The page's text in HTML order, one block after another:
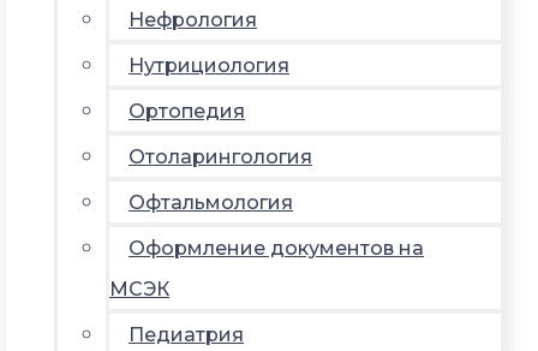
Нефрология
Нутрициология
Ортопедия
Отоларингология
Офтальмология
Оформление документов на
МСЭК
Педиатрия